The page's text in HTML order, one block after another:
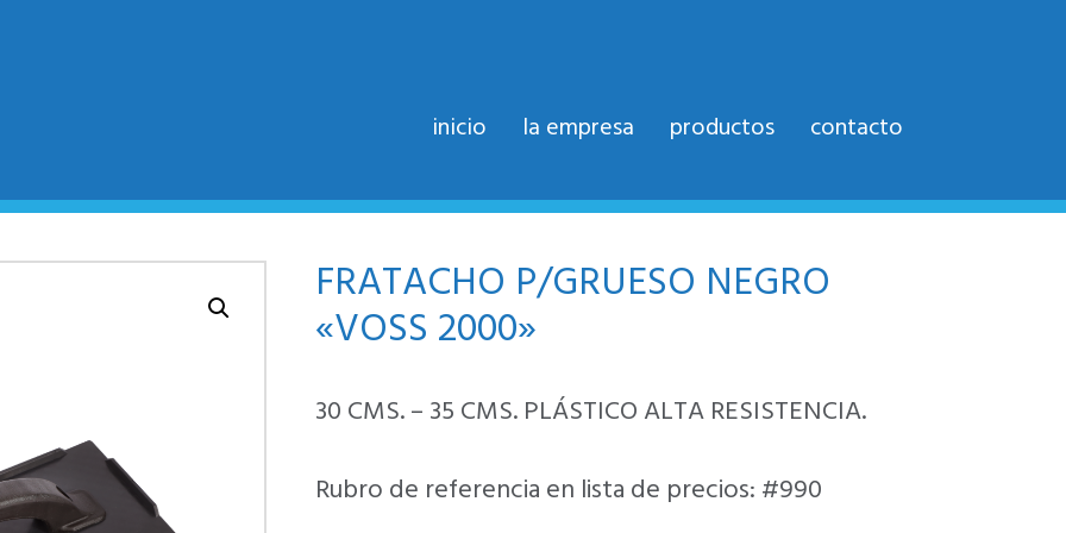
inicio la empresa productos contacto
FRATACHO P/GRUESO NEGRO
«VOSS 2000»
30 CMS. – 35 CMS. PLÁSTICO ALTA RESISTENCIA.
Rubro de referencia en lista de precios: #990